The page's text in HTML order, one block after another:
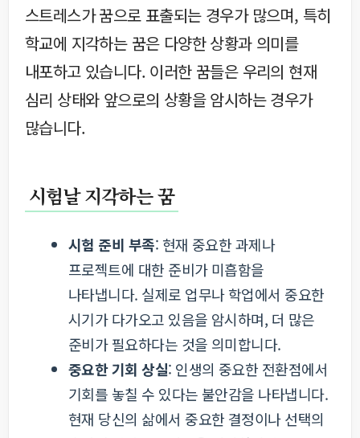
스트레스가 꿈으로 표출되는 경우가 많으며, 특히
학교에 지각하는 꿈은 다양한 상황과 의미를
내포하고 있습니다. 이러한 꿈들은 우리의 현재
심리 상태와 앞으로의 상황을 암시하는 경우가
많습니다.
시험날 지각하는 꿈
시험 준비 부족: 현재 중요한 과제나
프로젝트에 대한 준비가 미흡함을
나타냅니다. 실제로 업무나 학업에서 중요한
시기가 다가오고 있음을 암시하며, 더 많은
준비가 필요하다는 것을 의미합니다.
중요한 기회 상실: 인생의 중요한 전환점에서
기회를 놓칠 수 있다는 불안감을 나타냅니다.
현재 당신의 삶에서 중요한 결정이나 선택의